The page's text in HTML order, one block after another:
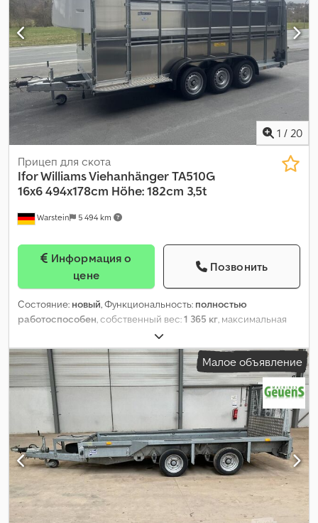
1 / 20
Warstein 5 494 km
Прицеп для скота
Ifor Williams ViehanhängerTA510G
16x6 494x178cm Höhe: 182cm 3,5t
цене
Позвонить
Состояние: новый, Функциональность: полностью
работоспособен , собственный вес:1 365 кг , максимальная
, общий вес:
осей:3 оси, длина грузового отсека:4 930 мм, ширина
пространства для загрузки:1 780 мм , высота грузового
отсека:1 820 мм, подвеска:параболическая рессорная
пластина
, размер шины: 175/75R16C, тормоз прицепа:прицеп
с тормозами
Малое объявление